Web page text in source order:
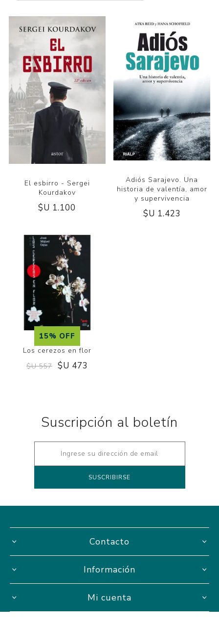
El esbirro - Sergei
Kourdakov
$U 1.100
Adiós Sarajevo. Una
historia de valentía, amor
y supervivencia
$U 1.423
15% OFF
Los cerezos en flor
$U 557 $U 473
Suscripción al boletín
Contacto
Información
Mi cuenta